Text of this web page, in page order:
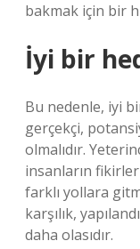
bakmak için bir
İyi bir
Bu nedenle, iyi
gerçekçi,
olmalıdır.
insanların
farklı yollara
karşılık,
daha olasıdır.